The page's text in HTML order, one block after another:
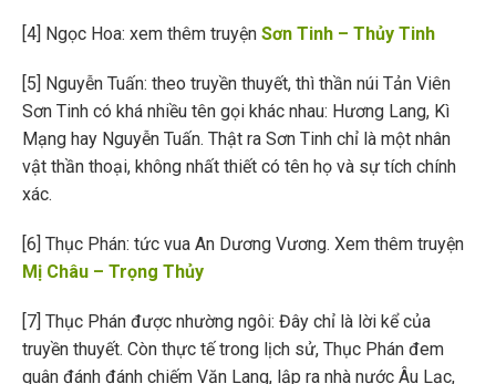
[4] Ngọc Hoa: xem thêm truyện Sơn Tinh – Thủy Tinh
[5] Nguyễn Tuấn: theo truyền thuyết, thì thần núi Tản Viên
Sơn Tinh có khá nhiều tên gọi khác nhau: Hương Lang, Kì
Mạng hay Nguyễn Tuấn. Thật ra Sơn Tinh chỉ là một nhân
vật thần thoại, không nhất thiết có tên họ và sự tích chính
xác.
[6] Thục Phán: tức vua An Dương Vương. Xem thêm truyện
Mị Châu – Trọng Thủy
[7] Thục Phán được nhường ngôi: Đây chỉ là lời kể của
truyền thuyết. Còn thực tế trong lịch sử, Thục Phán đem
quân đánh đánh chiếm Văn Lang, lập ra nhà nước Âu Lạc,